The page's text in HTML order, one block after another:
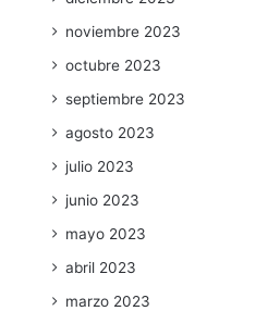
noviembre 2023
octubre 2023
septiembre 2023
agosto 2023
julio 2023
junio 2023
mayo 2023
abril 2023
marzo 2023